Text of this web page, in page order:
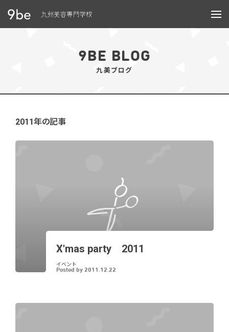
9BE BLOG
九美ブログ
2011年の記事
X'mas party 2011
Posted by 2011.12.22
イベント